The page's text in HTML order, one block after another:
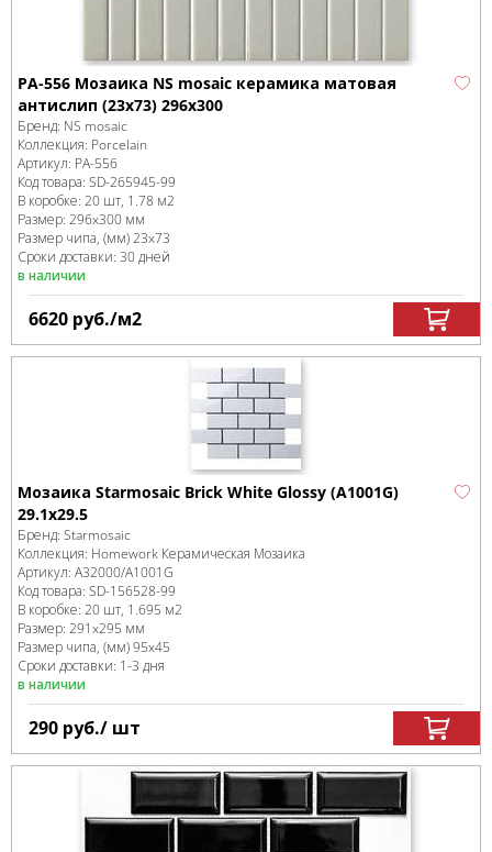
PA-556 Мозаика NS mosaic керамика матовая
антислип (23x73) 296x300
Бренд: NS mosaic
Коллекция: Porcelain
Артикул: PA-556
Код товара: SD-265945-99
В коробке: 20 шт, 1.78 м2
Размер: 296x300 мм
Размер чипа, (мм)23x73
Сроки доставки: 30 дней
в наличии
6620 руб./м2
Мозаика Starmosaic Brick White Glossy (A1001G)
29.1x29.5
Бренд: Starmosaic
Коллекция: Homework Керамическая Мозаика
Артикул: A32000/A1001G
Код товара: SD-156528-99
В коробке: 20 шт, 1.695 м2
Размер: 291x295 мм
Размер чипа, (мм)95x45
Сроки доставки: 1-3 дня
в наличии
290 руб./ шт